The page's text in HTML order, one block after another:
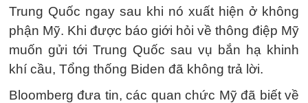
Trung Quốc ngay sau khi nó xuất hiện ở không
phận Mỹ. Khi được báo giới hỏi về thông điệp Mỹ
muốn gửi tới Trung Quốc sau vụ bắn hạ khinh
khí cầu, Tổng thống Biden đã không trả lời.
Bloomberg đưa tin, các quan chức Mỹ đã biết về